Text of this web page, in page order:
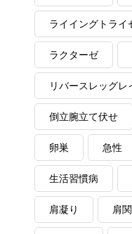
ライイングトライ
ラクターゼ
リバースレッグレ
倒立腕立て伏せ
卵巣 急性
生活習慣病
肩凝り 肩